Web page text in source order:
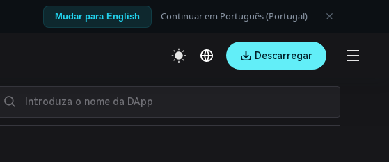
Mudar para English Continuar em Português (Portugal)
Descarregar